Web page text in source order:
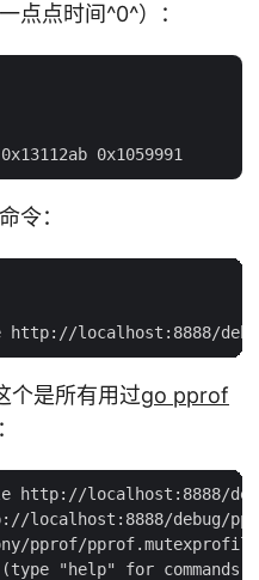
点点时间^0^）：
令：
个是所有用过go pprof
localhost:8888/
debug/
pprof/
"help" for commands)